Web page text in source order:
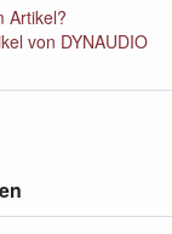
Artikel?
von DYNAUDIO